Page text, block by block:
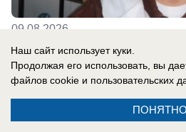
09.08.2026
Наш сайт использует куки.
Продолжая его использовать, вы
файлов cookie и пользовательских
ПОНЯТНО